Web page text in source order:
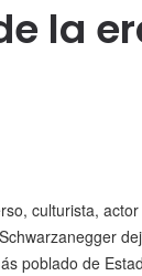
la
culturista,
poblado de